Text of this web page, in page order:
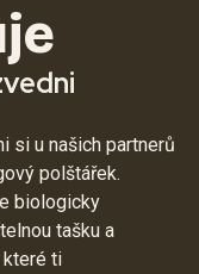
si u našich partnerů
polštářek.
biologicky
tašku a
které ti